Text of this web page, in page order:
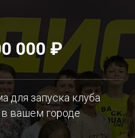
000 ₽
для запуска клуба
в вашем городе